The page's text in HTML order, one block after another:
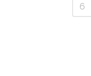
6